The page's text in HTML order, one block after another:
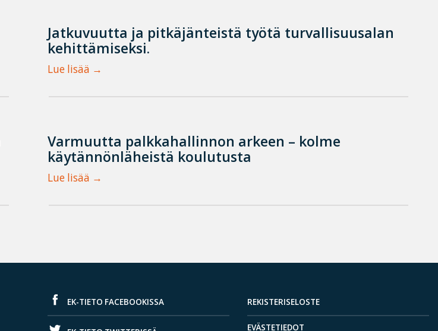
Jatkuvuutta ja pitkäjänteistä työtä turvallisuusalan
kehittämiseksi.
Lue lisää
Varmuutta palkkahallinnon arkeen – kolme
käytännönläheistä koulutusta
Lue lisää
EK-TIETO FACEBOOKISSA REKISTERISELOSTE
EVÄSTETIEDOT